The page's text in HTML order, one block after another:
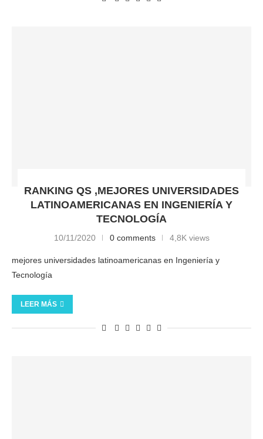
RANKING QS ,MEJORES UNIVERSIDADES
LATINOAMERICANAS EN INGENIERÍA Y
TECNOLOGÍA
10/11/2020 0 comments 4,8K views
mejores universidades latinoamericanas en Ingeniería y
Tecnología
LEER MÁS